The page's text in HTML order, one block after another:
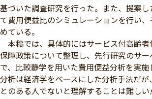
基づいた調査研究を行った。また、提案
て費用便益比のシミュレーションを行い
めている。
本稿では、具体的にはサービス付高齢
保障政策について整理し、先行研究のサ
で、比較静学を用いた費用便益分析を実
分析は経済学をベースにした分析手法だ
とのある人でないと理解することは難し